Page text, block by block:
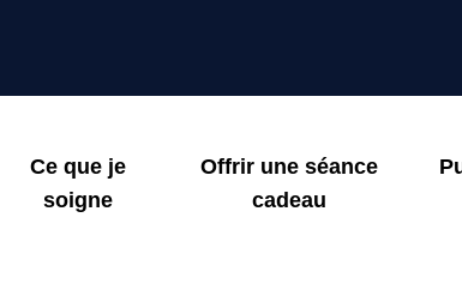
Ce que je
soigne
Offrir une séance
cadeau